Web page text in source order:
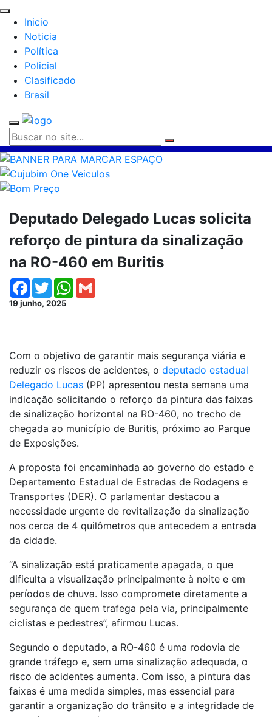
Inicio
Noticia
Política
Policial
Clasificado
Brasil
Deputado Delegado Lucas solicita
reforço de pintura da sinalização
na RO-460 em Buritis
Facebook
TwitterWhatsApp
19 junho, 2025
Com o objetivo de garantir mais segurança viária e
reduzir os riscos de acidentes, o deputado estadual
Delegado Lucas (PP) apresentou nesta semana uma
indicação solicitando o reforço da pintura das faixas
de sinalização horizontal na RO-460, no trecho de
chegada ao município de Buritis, próximo ao Parque
de Exposições.
A proposta foi encaminhada ao governo do estado e
Departamento Estadual de Estradas de Rodagens e
Transportes (DER). O parlamentar destacou a
necessidade urgente de revitalização da sinalização
nos cerca de 4 quilômetros que antecedem a entrada
da cidade.
“A sinalização está praticamente apagada, o que
dificulta a visualização principalmente à noite e em
períodos de chuva. Isso compromete diretamente a
segurança de quem trafega pela via, principalmente
ciclistas e pedestres”, afirmou Lucas.
Segundo o deputado, a RO-460 é uma rodovia de
grande tráfego e, sem uma sinalização adequada, o
risco de acidentes aumenta. Com isso, a pintura das
faixas é uma medida simples, mas essencial para
garantir a organização do trânsito e a integridade de